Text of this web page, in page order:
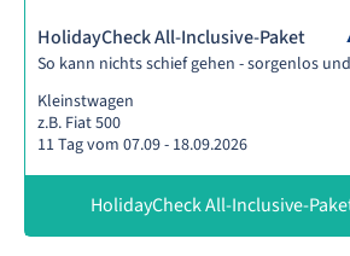
HolidayCheck All-Inclusive-Paket
So kann nichts schief gehen - sorgenlos
Kleinstwagen
z.B. Fiat 500
11 Tag vom 07.09 - 18.09.2026
HolidayCheck All-Inclusive-